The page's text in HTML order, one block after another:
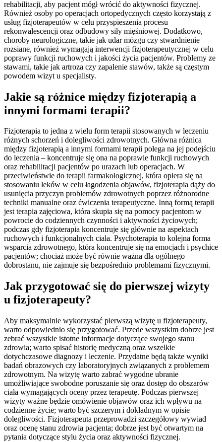
rehabilitacji, aby pacjent mógł wrócić do aktywności fizycznej.
Również osoby po operacjach ortopedycznych często korzystają z
usług fizjoterapeutów w celu przyspieszenia procesu
rekonwalescencji oraz odbudowy siły mięśniowej. Dodatkowo,
choroby neurologiczne, takie jak udar mózgu czy stwardnienie
rozsiane, również wymagają interwencji fizjoterapeutycznej w celu
poprawy funkcji ruchowych i jakości życia pacjentów. Problemy ze
stawami, takie jak artroza czy zapalenie stawów, także są częstym
powodem wizyt u specjalisty.
Jakie są różnice między fizjoterapią a
innymi formami terapii?
Fizjoterapia to jedna z wielu form terapii stosowanych w leczeniu
różnych schorzeń i dolegliwości zdrowotnych. Główna różnica
między fizjoterapią a innymi formami terapii polega na jej podejściu
do leczenia – koncentruje się ona na poprawie funkcji ruchowych
oraz rehabilitacji pacjentów po urazach lub operacjach. W
przeciwieństwie do terapii farmakologicznej, która opiera się na
stosowaniu leków w celu łagodzenia objawów, fizjoterapia dąży do
usunięcia przyczyn problemów zdrowotnych poprzez różnorodne
techniki manualne oraz ćwiczenia terapeutyczne. Inną formą terapii
jest terapia zajęciowa, która skupia się na pomocy pacjentom w
powrocie do codziennych czynności i aktywności życiowych;
podczas gdy fizjoterapia koncentruje się głównie na aspektach
ruchowych i funkcjonalnych ciała. Psychoterapia to kolejna forma
wsparcia zdrowotnego, która koncentruje się na emocjach i psychice
pacjentów; chociaż może być równie ważna dla ogólnego
dobrostanu, nie zajmuje się bezpośrednio problemami fizycznymi.
Jak przygotować się do pierwszej wizyty
u fizjoterapeuty?
Aby maksymalnie wykorzystać pierwszą wizytę u fizjoterapeuty,
warto odpowiednio się przygotować. Przede wszystkim dobrze jest
zebrać wszystkie istotne informacje dotyczące swojego stanu
zdrowia; warto spisać historię medyczną oraz wszelkie
dotychczasowe diagnozy i leczenie. Przydatne będą także wyniki
badań obrazowych czy laboratoryjnych związanych z problemem
zdrowotnym. Na wizytę warto zabrać wygodne ubranie
umożliwiające swobodne poruszanie się oraz dostęp do obszarów
ciała wymagających oceny przez terapeutę. Podczas pierwszej
wizyty ważne będzie omówienie objawów oraz ich wpływu na
codzienne życie; warto być szczerym i dokładnym w opisie
dolegliwości. Fizjoterapeuta przeprowadzi szczegółowy wywiad
oraz ocenę stanu zdrowia pacjenta; dobrze jest być otwartym na
pytania dotyczące stylu życia oraz aktywności fizycznej.